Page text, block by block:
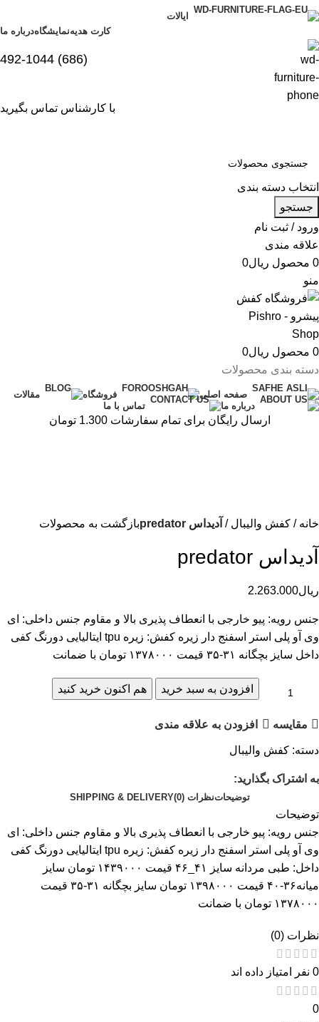
ایالات
کارت هدیهنمایشگاهدرباره ما
(686) 492-1044
با کارشناس تماس بگیرید
انتخاب دسته بندی
جستجو
ورود / ثبت نام
علاقه مندی
0 محصول ریال0
منو
0 محصول ریال0
دسته بندی محصولات
صفحه اصلی فروشگاه
مقالات
درباره ما
تماس با ما
ارسال رایگان برای تمام سفارشات 1.300 تومان
خانه کفش والیبال آدیداس predator بازگشت به محصولات
آدیداس predator
ریال2.263.000
جنس رویه: پیو خارجی با انعطاف پذیری بالا و مقاوم جنس داخلی: ای
وی آو پلی استر اسفنج دار زیره کفش: زیره tpu ایتالیایی دورنگ کفی
داخل سایز بچگانه ۳۱-۳۵ قیمت ۱۳۷۸۰۰۰ تومان با ضمانت
افزودن به سبد خرید هم اکنون خرید کنید
مقایسه افزودن به علاقه مندی
دسته: کفش والیبال
به اشتراک بگذارید:
توضیحاتنظرات (0) SHIPPING & DELIVERY
توضیحات
جنس رویه: پیو خارجی با انعطاف پذیری بالا و مقاوم جنس داخلی: ای
وی آو پلی استر اسفنج دار زیره کفش: زیره tpu ایتالیایی دورنگ کفی
داخل: طبی مردانه سایز ۴۱_۴۶ قیمت ۱۴۳۹۰۰۰ تومان سایز
میانه۳۶-۴۰ قیمت ۱۳۹۸۰۰۰ تومان سایز بچگانه ۳۱-۳۵ قیمت
۱۳۷۸۰۰۰ تومان با ضمانت
نظرات (0)
0 نفر امتیاز داده اند
0